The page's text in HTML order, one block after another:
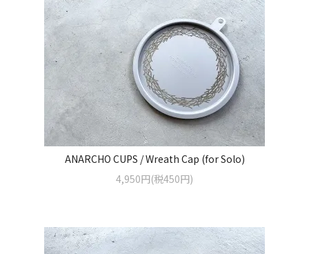
ANARCHO CUPS / Wreath Cap (for Solo)
4,950円(税450円)